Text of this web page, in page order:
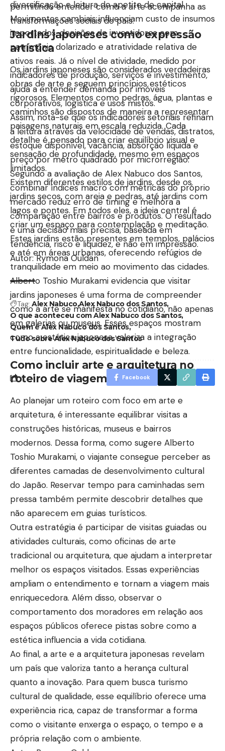
permitindo entender como a arte acompanha as
transformações sociais do país.
Jardins japoneses como expressão
artística
Os jardins japoneses são considerados verdadeiras
obras de arte e seguem princípios estéticos
rigorosos. Elementos como pedras, água, plantas e
caminhos são dispostos de maneira a representar
paisagens naturais em escala reduzida. Cada
detalhe é pensado para criar equilíbrio visual e
sensação de profundidade, mesmo em espaços
limitados.
Existem diferentes estilos de jardins, desde os
jardins secos, com areia e pedras, até jardins com
lagos e pontes. Em todos eles, a ideia central é
criar um espaço para contemplação e meditação.
Estes jardins estão presentes em templos, palácios
e até em áreas urbanas, oferecendo refúgios de
tranquilidade em meio ao movimento das cidades.
Alberto Toshio Murakami evidencia que visitar
jardins japoneses é uma forma de compreender
como a arte se manifesta no cotidiano, não apenas
em galerias ou museus. Esses espaços mostram
como a estética japonesa valoriza a integração
entre funcionalidade, espiritualidade e beleza.
Como incluir arte e arquitetura no
roteiro de viagem?
Ao planejar um roteiro com foco em arte e
arquitetura, é interessante equilibrar visitas a
construções históricas, museus e bairros
modernos. Dessa forma, como sugere Alberto
Toshio Murakami, o viajante consegue perceber as
diferentes camadas de desenvolvimento cultural
do Japão. Reservar tempo para caminhadas sem
pressa também permite descobrir detalhes que
não aparecem em guias turísticos.
Outra estratégia é participar de visitas guiadas ou
atividades culturais, como oficinas de arte
tradicional ou arquitetura, que ajudam a interpretar
melhor os espaços visitados. Essas experiências
ampliam o entendimento e tornam a viagem mais
enriquecedora. Além disso, observar o
comportamento dos moradores em relação aos
espaços públicos oferece pistas sobre como a
estética influencia a vida cotidiana.
Ao final, a arte e a arquitetura japonesas revelam
um país que valoriza tanto a herança cultural
quanto a inovação. Para quem busca turismo
cultural de qualidade, esse equilíbrio oferece uma
experiência rica, capaz de transformar a forma
como o visitante enxerga o espaço, o tempo e a
própria relação com o ambiente.
diversificação e leitura do apetite de capital.
Movimentos cambiais influenciam custo de insumos
importados, decisões de investidores com
patrimônio dolarizado e atratividade relativa de
ativos reais. Já o nível de atividade, medido por
indicadores de produção, serviços e investimento,
ajuda a entender demanda por imóveis
corporativos, logística e usos mistos.
Assim, nota-se que os indicadores setoriais refinam
a leitura através da velocidade de vendas, distratos,
estoque disponível, vacância, absorção líquida e
preço por metro quadrado por microrregião.
Segundo a avaliação de Alex Nabuco dos Santos,
combinar índices macro com métricas do próprio
mercado reduz erro de timing e melhora a
comparação entre bairros e produtos. O resultado
é uma decisão mais precisa, baseada em
tendência, risco e liquidez, e não em impressão.
Autor: Rymona Ouldan
Tag: Alex NabucoAlex Nabuco dos Santos
O que aconteceu com Alex Nabuco dos Santos
Quem é Alex Nabuco dos Santos
Tudo sobre Alex Nabuco dos Santos
Facebook